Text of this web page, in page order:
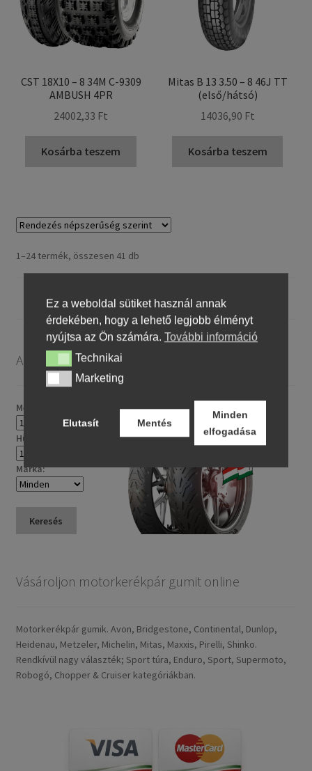
CST 18X10 – 8 34M C-9309
AMBUSH 4PR
24002,33 Ft
Kosárba teszem
Mitas B 13 3.50 – 8 46J TT
(első/hátsó)
14036,90 Ft
Kosárba teszem
1–24 termék, összesen 41 dbSorted
by
1
2
A gumiabroncsok méretei:
Méret:
Hüvelyk:
Márka:
Keresés
Vásároljon motorkerékpár gumit online
Motorkerékpár gumik. Avon, Bridgestone, Continental, Dunlop,
Heidenau, Metzeler, Michelin, Mitas, Maxxis, Pirelli, Shinko.
Rendkívül nagy választék; Sport túra, Enduro, Sport, Supermoto,
Robogó, Chopper & Cruiser kategóriákban.
Ez a weboldal sütiket használ annak
érdekében, hogy a lehető legjobb élményt
nyújtsa az Ön számára. További információ
TechnikaiTechnikai
MarketingMarketing
Elutasít Mentés
Minden
elfogadása